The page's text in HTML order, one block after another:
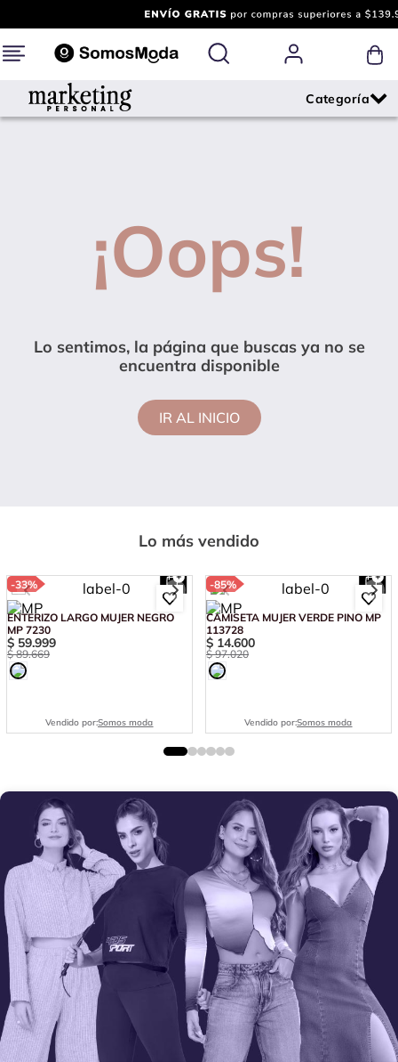
¡Oops!
Lo sentimos, la página que buscas ya no se
encuentra disponible
IR AL INICIO
Lo más vendido
-33%
ENTERIZO LARGO MUJER NEGRO
MP 7230
$ 59.999
$ 89.669
Vendido por:Somos moda
-85%
CAMISETA MUJER VERDE PINO MP
113728
$ 14.600
$ 97.020
Vendido por:Somos moda